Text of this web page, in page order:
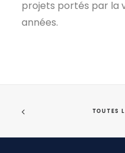
projets portés par la
années.
TOUTES